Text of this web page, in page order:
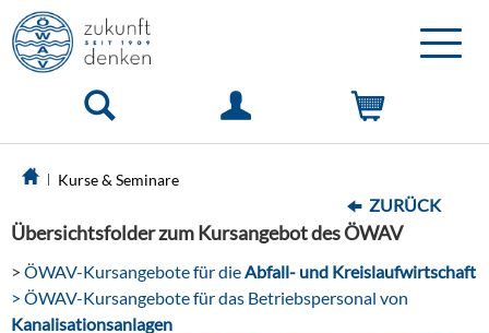
Toggle
Kurse & Seminare
ZURÜCK
Übersichtsfolder zum Kursangebot des ÖWAV
> ÖWAV-Kursangebote für dieAbfall- und Kreislaufwirtschaft
> ÖWAV-Kursangebote für das Betriebspersonal von
Kanalisationsanlagen